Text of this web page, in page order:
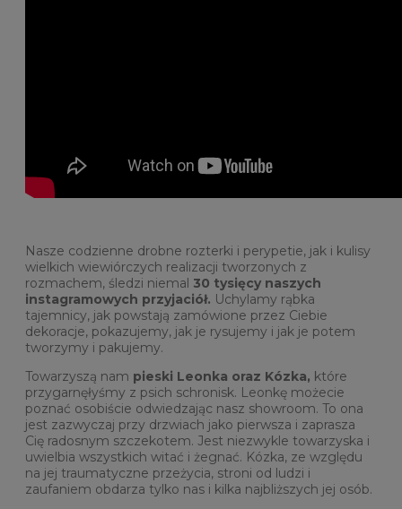
Nasze codzienne drobne rozterki i perypetie, jak i kulisy
wielkich wiewiórczych realizacji tworzonych z
rozmachem, śledzi niemal 30 tysięcy naszych
instagramowych przyjaciół. Uchylamy rąbka
tajemnicy, jak powstają zamówione przez Ciebie
dekoracje, pokazujemy, jak je rysujemy i jak je potem
tworzymy i pakujemy.
Towarzyszą nam pieski Leonka oraz Kózka, które
przygarnęłyśmy z psich schronisk. Leonkę możecie
poznać osobiście odwiedzając nasz showroom. To ona
jest zazwyczaj przy drzwiach jako pierwsza i zaprasza
Cię radosnym szczekotem. Jest niezwykle towarzyska i
uwielbia wszystkich witać i żegnać. Kózka, ze względu
na jej traumatyczne przeżycia, stroni od ludzi i
zaufaniem obdarza tylko nas i kilka najbliższych jej osób.